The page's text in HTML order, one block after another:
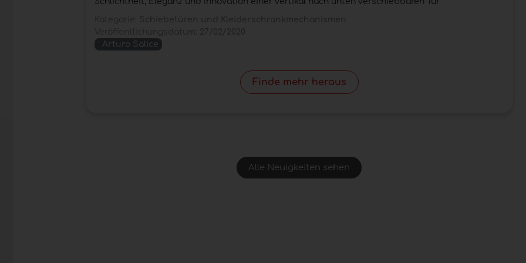
: Arturo Salice
Finde mehr heraus
Alle Neuigkeiten sehen